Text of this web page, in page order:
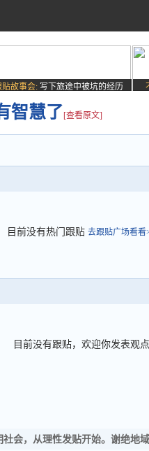
贴故事会: 写下旅途中被坑的经历
智慧了 [查看原文]
目前没有热门跟贴 去跟贴广场看看
目前没有跟贴，欢迎你发表观点
社会，从理性发贴开始。谢绝地